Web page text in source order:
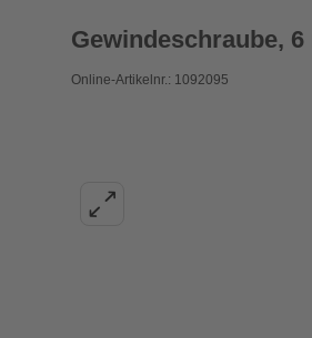
Gewindeschraube,
Online-Artikelnr.: 1092095